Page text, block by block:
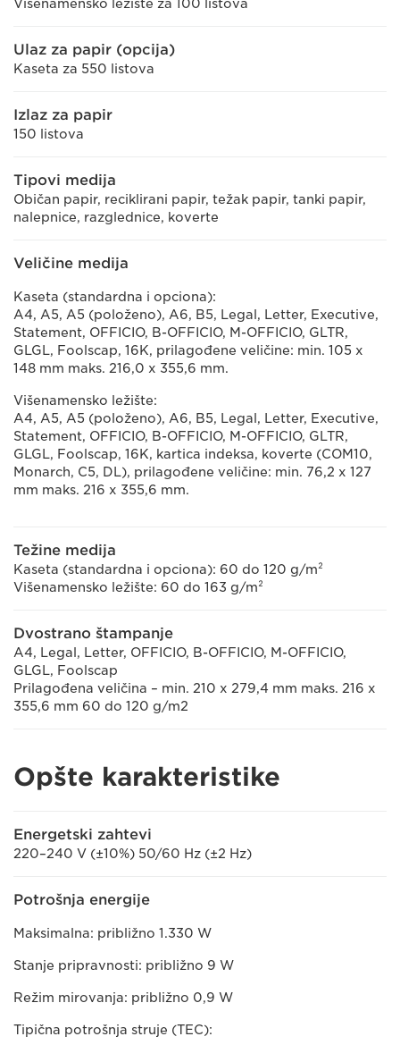
Višenamensko ležište za 100 listova
Ulaz za papir (opcija)
Kaseta za 550 listova
Izlaz za papir
150 listova
Tipovi medija
Običan papir, reciklirani papir, težak papir, tanki papir,
nalepnice, razglednice, koverte
Veličine medija
Kaseta (standardna i opciona):
A4, A5, A5 (položeno), A6, B5, Legal, Letter, Executive,
Statement, OFFICIO, B-OFFICIO, M-OFFICIO, GLTR,
GLGL, Foolscap, 16K, prilagođene veličine: min. 105 x
148 mm maks. 216,0 x 355,6 mm.
Višenamensko ležište:
A4, A5, A5 (položeno), A6, B5, Legal, Letter, Executive,
Statement, OFFICIO, B-OFFICIO, M-OFFICIO, GLTR,
GLGL, Foolscap, 16K, kartica indeksa, koverte (COM10,
Monarch, C5, DL), prilagođene veličine: min. 76,2 x 127
mm maks. 216 x 355,6 mm.
Težine medija
Kaseta (standardna i opciona): 60 do 120 g/m²
Višenamensko ležište: 60 do 163 g/m²
Dvostrano štampanje
A4, Legal, Letter, OFFICIO, B-OFFICIO, M-OFFICIO,
GLGL, Foolscap
Prilagođena veličina – min. 210 x 279,4 mm maks. 216 x
355,6 mm 60 do 120 g/m2
Opšte karakteristike
Energetski zahtevi
220–240 V (±10%) 50/60 Hz (±2 Hz)
Potrošnja energije
Maksimalna: približno 1.330 W
Stanje pripravnosti: približno 9 W
Režim mirovanja: približno 0,9 W
Tipična potrošnja struje (TEC):